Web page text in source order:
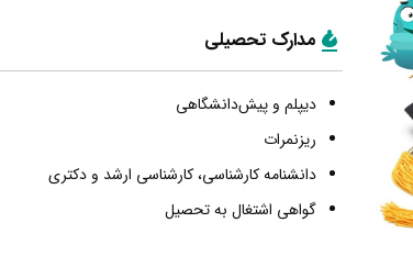
مدارک تحصیلی
دیپلم و پیش‌دانشگاهی
ریزنمرات
دانشنامه کارشناسی، کارشناسی ارشد و دکتری
گواهی اشتغال به تحصیل